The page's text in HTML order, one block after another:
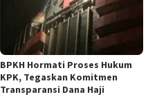
BPKH Hormati Proses Hukum
KPK, Tegaskan Komitmen
Transparansi Dana Haji